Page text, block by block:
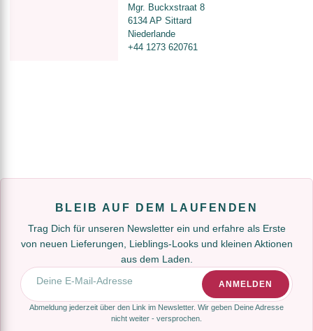
Mgr. Buckxstraat 8
6134 AP Sittard
Niederlande
+44 1273 620761
BLEIB AUF DEM LAUFENDEN
Trag Dich für unseren Newsletter ein und erfahre als Erste
von neuen Lieferungen, Lieblings-Looks und kleinen Aktionen
aus dem Laden.
E-Mail-Adresse
ANMELDEN
Abmeldung jederzeit über den Link im Newsletter. Wir geben Deine Adresse
nicht weiter - versprochen.